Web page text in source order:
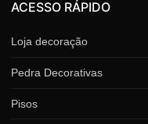
ACESSO RÁPIDO
Loja decoração
Pedra Decorativas
Pisos